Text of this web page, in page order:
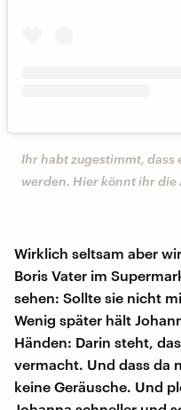
Ihr habt zugestimmt,
werden. Hier könnt ihr die
Wirklich seltsam aber
Boris Vater im
sehen: Sollte sie nicht
Wenig später hält
Händen: Darin steht,
vermacht. Und dass da
keine Geräusche. Und